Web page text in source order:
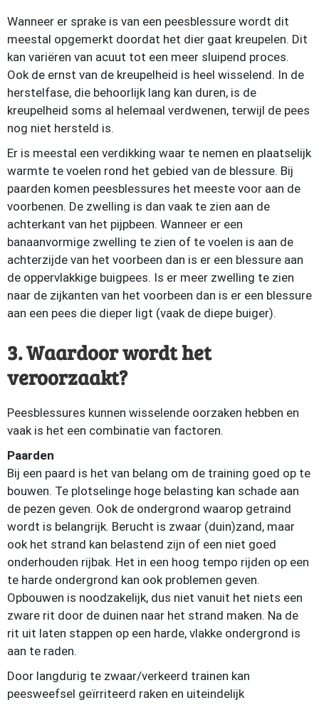
Wanneer er sprake is van een peesblessure wordt dit
meestal opgemerkt doordat het dier gaat kreupelen. Dit
kan variëren van acuut tot een meer sluipend proces.
Ook de ernst van de kreupelheid is heel wisselend. In de
herstelfase, die behoorlijk lang kan duren, is de
kreupelheid soms al helemaal verdwenen, terwijl de pees
nog niet hersteld is.
Er is meestal een verdikking waar te nemen en plaatselijk
warmte te voelen rond het gebied van de blessure. Bij
paarden komen peesblessures het meeste voor aan de
voorbenen. De zwelling is dan vaak te zien aan de
achterkant van het pijpbeen. Wanneer er een
banaanvormige zwelling te zien of te voelen is aan de
achterzijde van het voorbeen dan is er een blessure aan
de oppervlakkige buigpees. Is er meer zwelling te zien
naar de zijkanten van het voorbeen dan is er een blessure
aan een pees die dieper ligt (vaak de diepe buiger).
3. Waardoor wordt het
veroorzaakt?
Peesblessures kunnen wisselende oorzaken hebben en
vaak is het een combinatie van factoren.
Paarden
Bij een paard is het van belang om de training goed op te
bouwen. Te plotselinge hoge belasting kan schade aan
de pezen geven. Ook de ondergrond waarop getraind
wordt is belangrijk. Berucht is zwaar (duin)zand, maar
ook het strand kan belastend zijn of een niet goed
onderhouden rijbak. Het in een hoog tempo rijden op een
te harde ondergrond kan ook problemen geven.
Opbouwen is noodzakelijk, dus niet vanuit het niets een
zware rit door de duinen naar het strand maken. Na de
rit uit laten stappen op een harde, vlakke ondergrond is
aan te raden.
Door langdurig te zwaar/verkeerd trainen kan
peesweefsel geïrriteerd raken en uiteindelijk